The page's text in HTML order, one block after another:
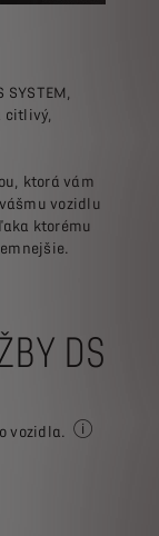
citlivý,
ktorá vám
vozidlu
ktorému
DS
vozidla.